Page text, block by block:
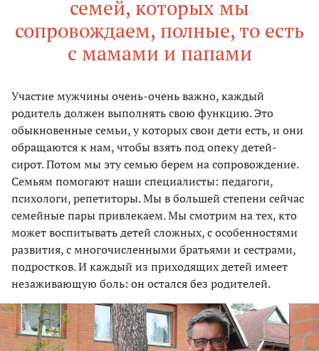
семей, которых мы
сопровождаем, полные, то есть
с мамами и папами
Участие мужчины очень-очень важно, каждый
родитель должен выполнять свою функцию. Это
обыкновенные семьи, у которых свои дети есть, и они
обращаются к нам, чтобы взять под опеку детей-
сирот. Потом мы эту семью берем на сопровождение.
Семьям помогают наши специалисты: педагоги,
психологи, репетиторы. Мы в большей степени сейчас
семейные пары привлекаем. Мы смотрим на тех, кто
может воспитывать детей сложных, с особенностями
развития, с многочисленными братьями и сестрами,
подростков. И каждый из приходящих детей имеет
незаживающую боль: он остался без родителей.